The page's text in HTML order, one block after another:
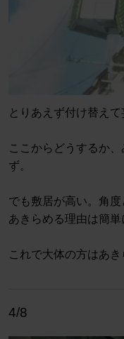
とりあえず付け替えて
ここからどうするか
ず。
でも敷居が高い。角
あきらめる理由は簡単
これで大体の方はあき
4/8